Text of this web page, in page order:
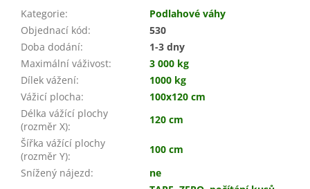
Kategorie:
Podlahové váhy
Objednací kód:
530
Doba dodání:
1-3 dny
Maximální váživost:
3 000 kg
Dílek vážení:
1000 kg
Vážicí plocha:
100x120 cm
Délka vážící plochy
(rozměr X):
120 cm
Šířka vážící plochy
(rozměr Y):
100 cm
Snížený nájezd:
ne